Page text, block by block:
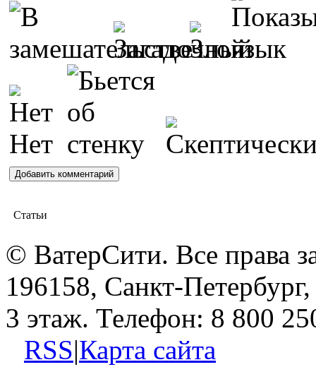
Статьи
© ВатерСити. Все права
196158, Санкт-
3 этаж. Телефон: 8 800
RSS|Карта сайта